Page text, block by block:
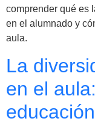
comprender qué es
en el alumnado y
aula.
La
en el